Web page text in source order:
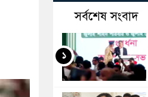
সর্বশেষ সংবাদ
১